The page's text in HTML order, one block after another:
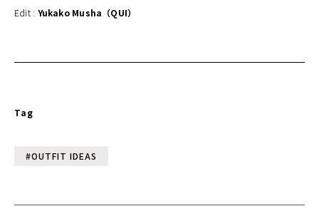
Edit : Yukako Musha（QUI）
Tag
#OUTFIT IDEAS